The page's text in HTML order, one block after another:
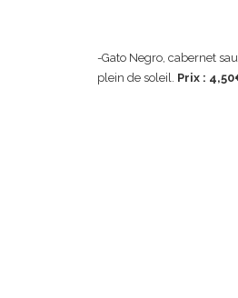
-Gato Negro, cabernet
plein de soleil. Prix :